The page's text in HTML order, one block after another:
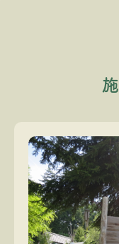
施